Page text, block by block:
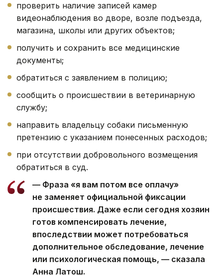
проверить наличие записей камер
видеонаблюдения во дворе, возле подъезда,
магазина, школы или других объектов;
получить и сохранить все медицинские
документы;
обратиться с заявлением в полицию;
сообщить о происшествии в ветеринарную
службу;
направить владельцу собаки письменную
претензию с указанием понесенных расходов;
при отсутствии добровольного возмещения
обратиться в суд.
— Фраза «я вам потом все оплачу»
не заменяет официальной фиксации
происшествия. Даже если сегодня хозяин
готов компенсировать лечение,
впоследствии может потребоваться
дополнительное обследование, лечение
или психологическая помощь, — сказала
Анна Латош.